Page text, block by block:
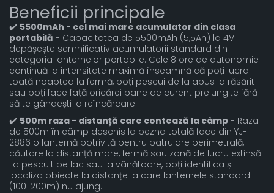
Beneficii principale
✔️ 5500mAh - cel mai mare acumulator din clasa
portabilă - Capacitatea de 5500mAh (5,5Ah) la 4V
depășește semnificativ acumulatorii standard din
categoria lanternelor portabile. Cele 8 ore de autonomie
continuă la intensitate maximă înseamnă că poți lucra
toată noaptea la fermă, poți pescui de la apus la răsărit
sau poți face față oricărei pane de curent prelungite fără
să te gândești la reîncărcare.
✔️ 500m raza - distanță care contează la câmp - Raza
de 500m în câmp deschis la bezna totală face din YJ-
2886 o lanternă potrivită pentru patrulare perimetrală,
căutare la distanță mare, fermă sau zonă de lucru extinsă.
La pescuit pe lac sau la vânătoare, poți identifica și
localiza obiecte la distanțe la care lanternele standard
(100-200m) nu ajung.